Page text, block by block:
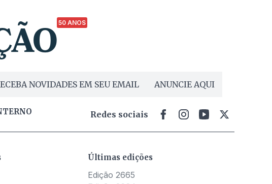
50 ANOS
NOVIDADES EM SEU EMAIL ANUNCIE AQUI
Redes sociais
Últimas edições
Edição 2665